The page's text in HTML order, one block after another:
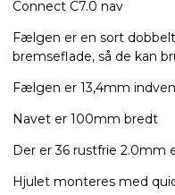
Connect C7.0 nav
Fælgen er en sort
bremseflade, så de kan
Fælgen er 13,4mm
Navet er 100mm bredt
Der er 36 rustfrie 2.0mm
Hjulet monteres med